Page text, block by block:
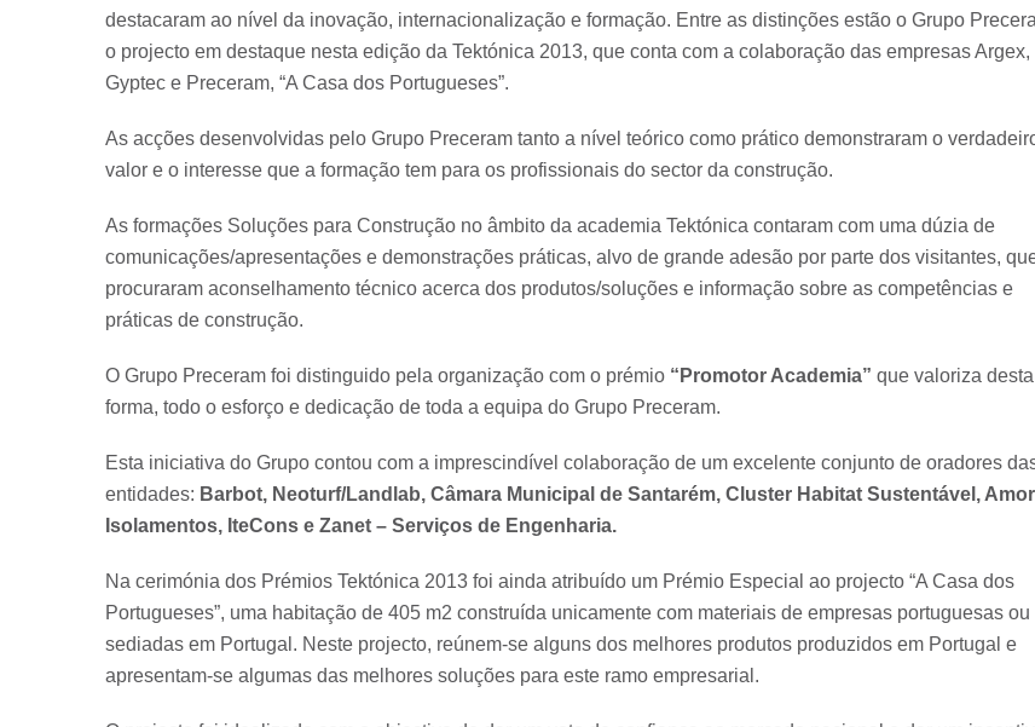
destacaram ao nível da inovação, internacionalização e formação. Entre as distinções estão o Grupo
o projecto em destaque nesta edição da Tektónica 2013, que conta com a colaboração das empresas Argex,
Gyptec e Preceram, “A Casa dos Portugueses”.
As acções desenvolvidas pelo Grupo Preceram tanto a nível teórico como prático demonstraram o
valor e o interesse que a formação tem para os profissionais do sector da construção.
As formações Soluções para Construção no âmbito da academia Tektónica contaram com uma dúzia de
comunicações/apresentações e demonstrações práticas, alvo de grande adesão por parte dos visitantes,
procuraram aconselhamento técnico acerca dos produtos/soluções e informação sobre as competências e
práticas de construção.
O Grupo Preceram foi distinguido pela organização com o prémio “Promotor Academia” que valoriza desta
forma, todo o esforço e dedicação de toda a equipa do Grupo Preceram.
Esta iniciativa do Grupo contou com a imprescindível colaboração de um excelente conjunto de oradores
entidades: Barbot, Neoturf/Landlab, Câmara Municipal de Santarém, Cluster Habitat Sustentável,
Isolamentos, IteCons e Zanet – Serviços de Engenharia.
Na cerimónia dos Prémios Tektónica 2013 foi ainda atribuído um Prémio Especial ao projecto “A Casa dos
Portugueses”, uma habitação de 405 m2 construída unicamente com materiais de empresas portuguesas ou
sediadas em Portugal. Neste projecto, reúnem-se alguns dos melhores produtos produzidos em Portugal e
apresentam-se algumas das melhores soluções para este ramo empresarial.